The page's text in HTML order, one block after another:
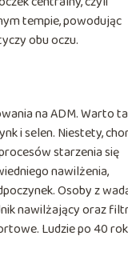
tempie, powodując
obu oczu.
na ADM. Warto
i selen. Niestety,
starzenia się
nawilżenia,
Osoby z
nawilżający oraz
Ludzie po 40